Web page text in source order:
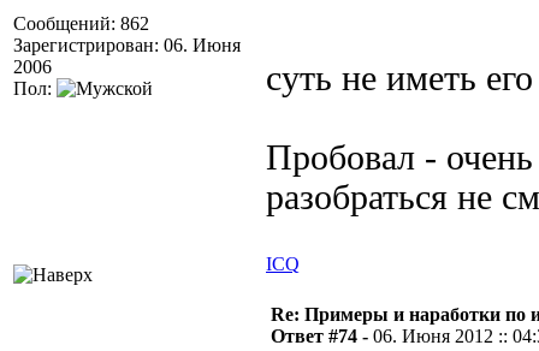
Сообщений: 862
Зарегистрирован: 06. Июня
2006
Пол:
суть не иметь
Пробовал -
разобраться не
ICQ
Re: Примеры и наработки по
Ответ #74 - 06. Июня 2012 ::